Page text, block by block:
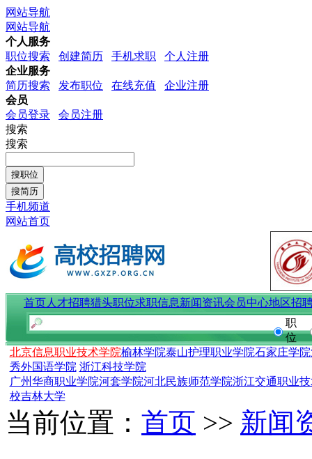
网站导航
网站导航
个人服务
职位搜索
创建简历 手机求职
个人注册
企业服务
简历搜索
发布职位 在线充值
企业注册
会员
会员登录
会员注册
搜索
搜索
手机频道
网站首页
首页人才招聘猎头职位求职信息新闻资讯会员中心地区招
职
位
北京信息职业技术学院榆林学院泰山护理职业学院石家庄学院
秀外国语学院 浙江科技学院
广州华商职业学院河套学院河北民族师范学院浙江交通职业
校吉林大学
当前位置： 首页 >> 新闻